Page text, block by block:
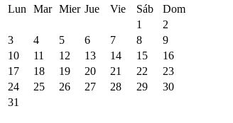
Lun
Mar Mier Jue Vie Sáb
Dom
1
2
3
4 5 6 7 8
9
10
11 12 13 14 15
16
17
18 19 20 21 22
23
24
25 26 27 28 29
30
31